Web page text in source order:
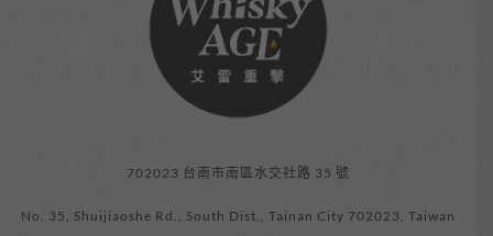
702023 台南市南區水交社路 35 號
No. 35, Shuijiaoshe Rd., South Dist., Tainan City 702023, Taiwan